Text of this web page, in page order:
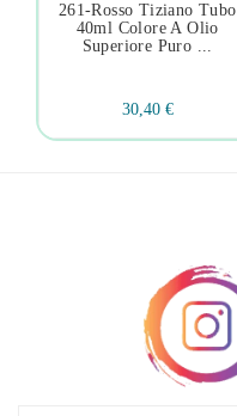
261-Rosso Tiziano Tubo
40ml Colore A Olio
Superiore Puro ...
30,40 €